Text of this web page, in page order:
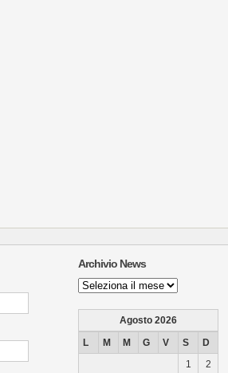
Archivio News
Archivio
News
Agosto 2026
L
M M G V S
D
1
2